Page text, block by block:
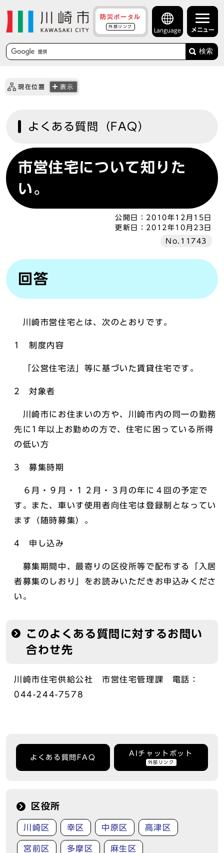
防災ポータル
外部リンク
Language メニュー
検索
現在位置 表示
よくある質問（FAQ）
市営住宅について知りた
い。
公開日： 2010年12月15日
更新日： 2012年10月23日
No.11743
回答
川崎市営住宅とは、次のとおりです。
1 制度内容
「公営住宅法」等に基づいた賃貸住宅です。
2 対象者
川崎市にお住まいの方や、川崎市内の同一の勤務
先に1年以上お勤めの方で、住宅に困っている所得
の低い方
3 募集時期
６月・９月・１２月・３月の年に４回の予定で
す。また、車いす使用者向住宅は登録制となってい
ます（随時募集）。
4 申し込み
募集期間中、最寄りの区役所等で配布する「入居
者募集のしおり」をお読みいただきお申込みくださ
い。
このよくある質問に対するお問い
合わせ先
川崎市住宅供給公社 市営住宅管理課 電話：
044-244-7578
よくある質問FAQ
AIチャットボット
外部リンク
区役所
川崎区 幸区 中原区 高津区
宮前区 多摩区 麻生区